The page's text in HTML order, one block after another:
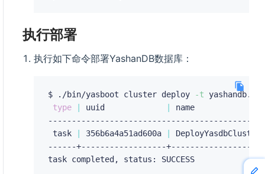
执行部署
执行如下命令部署YashanDB数据库：
$ ./bin/yasboot cluster deploy -t
type
uuid
task
356b6a4a51ad600a
------+------------------